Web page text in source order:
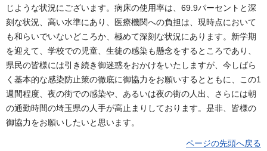
じような状況にございます。病床の使用率は、69.9パーセントと深
刻な状況、高い水準にあり、医療機関への負担は、現時点において
も和らいでいないどころか、極めて深刻な状況にあります。新学期
を迎えて、学校での児童、生徒の感染も懸念をするところであり、
県民の皆様には引き続き御迷惑をおかけをいたしますが、今しばら
く基本的な感染防止策の徹底に御協力をお願いするとともに、この1
週間程度、夜の街での感染や、あるいは夜の街の人出、さらには朝
の通勤時間の埼玉県の人手が高止まりしております。是非、皆様の
御協力をお願いしたいと思います。
ページの先頭へ戻る